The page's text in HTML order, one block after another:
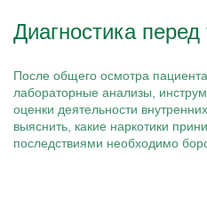
Диагностика перед
После общего осмотра
лабораторные анализы,
оценки деятельности
выяснить, какие наркотики
последствиями необходимо